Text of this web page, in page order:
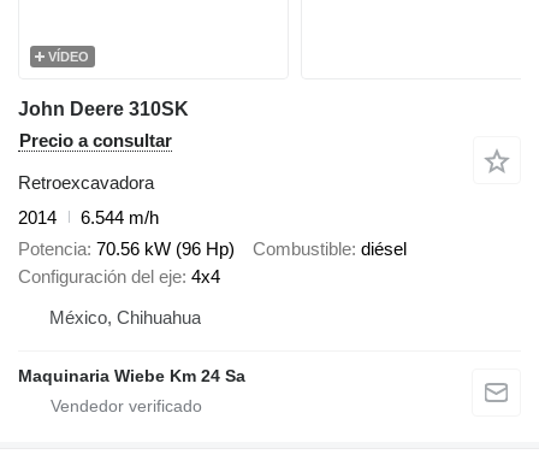
VÍDEO
John Deere 310SK
Precio a consultar
Retroexcavadora
2014
6.544 m/h
Potencia 70.56 kW (96 Hp) Combustible diésel
Configuración del eje 4x4
México, Chihuahua
Maquinaria Wiebe Km 24 Sa